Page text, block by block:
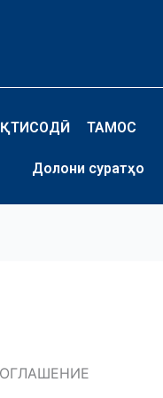
ТАМОС
Долони суратҳо